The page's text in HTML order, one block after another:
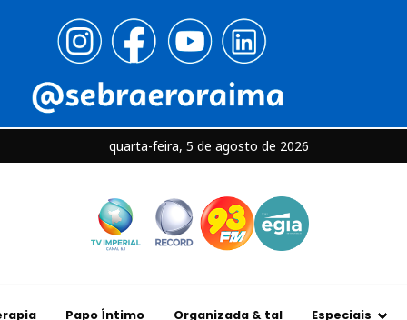
quarta-feira, 5 de agosto de 2026
Papo Íntimo Organizada & tal Especiais